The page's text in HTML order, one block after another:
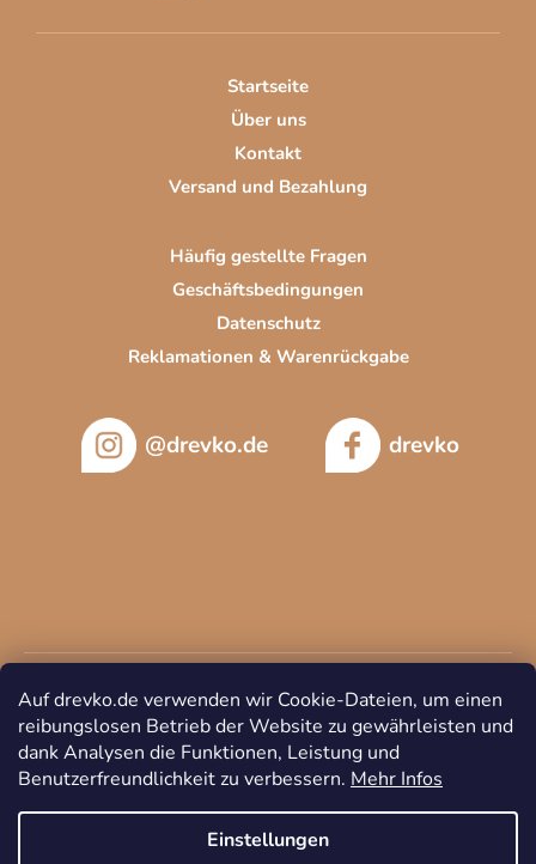
Auf drevko.de verwenden wir Cookie-Dateien, um einen
reibungslosen Betrieb der Website zu gewährleisten und
dank Analysen die Funktionen, Leistung und
Benutzerfreundlichkeit zu verbessern. Mehr Infos
Einstellungen
e
e
n
t
e
d
L
i
s
t
e
Startseite
Über uns
Kontakt
Versand und Bezahlung
Häufig gestellte Fragen
Geschäftsbedingungen
Datenschutz
Reklamationen & Warenrückgabe
@drevko.de drevko
Copyright 2026DREVKO. Alle Rechte vorbehalten.